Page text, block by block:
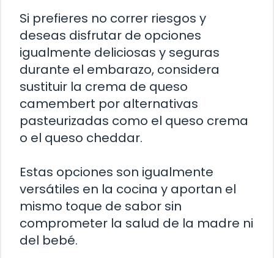
Si prefieres no correr riesgos y
deseas disfrutar de opciones
igualmente deliciosas y seguras
durante el embarazo, considera
sustituir la crema de queso
camembert por alternativas
pasteurizadas como el queso crema
o el queso cheddar.
Estas opciones son igualmente
versátiles en la cocina y aportan el
mismo toque de sabor sin
comprometer la salud de la madre ni
del bebé.